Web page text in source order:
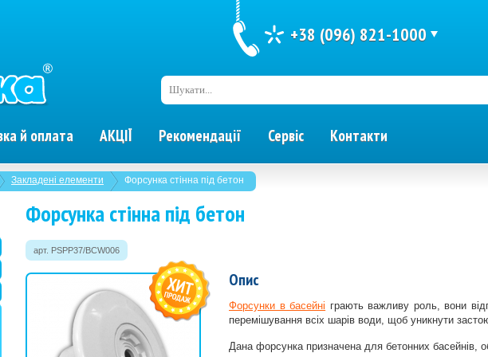
й оплата АКЦІЇ Рекомендації Сервіс Контакти
Шукати...
+38 (096) 821-1000
Закладені елементи Форсунка стінна під бетон
Форсунка стінна під бетон
арт. PSPP37/BCW006
Опис
Форсунки в басейні грають важливу роль, вони
перемішування всіх шарів води, щоб уникнути
Дана форсунка призначена для бетонних басейнів,